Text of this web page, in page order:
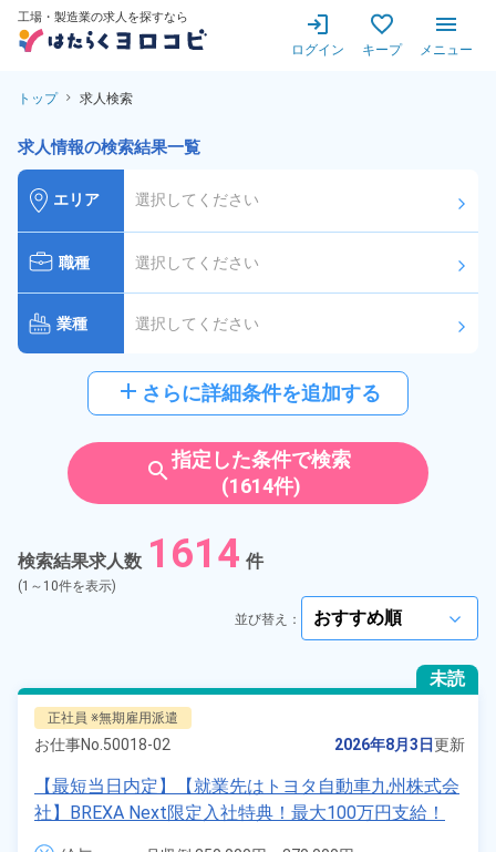
工場・製造業の求人を探すなら
ログイン キープ メニュー
トップ 求人検索
求人情報の検索結果一覧
エリア 選択してください arrow_forward_ios
職種 選択してください arrow_forward_ios
業種 選択してください arrow_forward_ios
選択してください
雇用形態 派遣社員
紹介予定派遣
契約社員
アルバイト・パート
正社員 ※無期雇用派遣
期間従業員
add さらに詳細条件を追加する
search指定した条件で検索
(1614件)
検索結果求人数 1614 件
(1～10件を表示)
並び替え： arrow_forward_ios
未読
正社員 ※無期雇用派遣
お仕事No. 50018-02 2026年8月3日更新
【最短当日内定】【就業先はトヨタ自動車九州株式会
社】BREXA Next限定入社特典！最大100万円支給！
寮費無料！昇給＆業績賞与あり！相当支給★大手自動